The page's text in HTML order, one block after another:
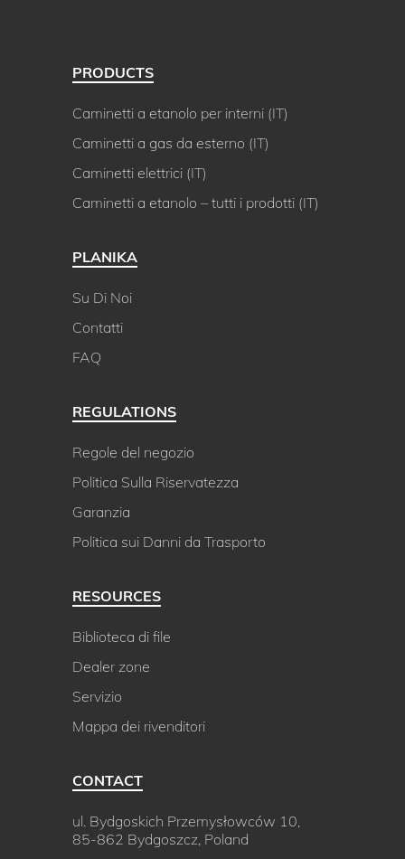
PRODUCTS
Caminetti a etanolo per interni (IT)
Caminetti a gas da esterno (IT)
Caminetti elettrici (IT)
Caminetti a etanolo – tutti i prodotti (IT)
PLANIKA
Su Di Noi
Contatti
FAQ
REGULATIONS
Regole del negozio
Politica Sulla Riservatezza
Garanzia
Politica sui Danni da Trasporto
RESOURCES
Biblioteca di file
Dealer zone
Servizio
Mappa dei rivenditori
CONTACT
ul. Bydgoskich Przemysłowców 10,
85-862 Bydgoszcz, Poland